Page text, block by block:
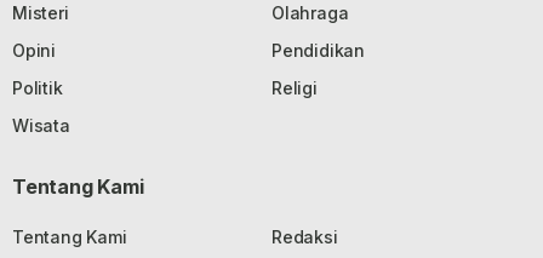
Misteri
Olahraga
Opini
Pendidikan
Politik
Religi
Wisata
Tentang Kami
Tentang Kami
Redaksi